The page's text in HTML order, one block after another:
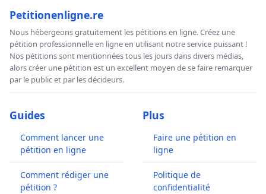
Petitionenligne.re
Nous hébergeons gratuitement les pétitions en ligne. Créez une
pétition professionnelle en ligne en utilisant notre service puissant !
Nos pétitions sont mentionnées tous les jours dans divers médias,
alors créer une pétition est un excellent moyen de se faire remarquer
par le public et par les décideurs.
Guides
Comment lancer une
pétition en ligne
Comment rédiger une
pétition ?
Plus
Faire une pétition en
ligne
Politique de
confidentialité